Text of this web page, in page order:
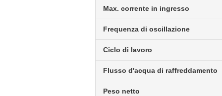
Max. corrente in ingresso
Frequenza di oscillazione
Ciclo di lavoro
Flusso d'acqua di raffreddamento
Peso netto